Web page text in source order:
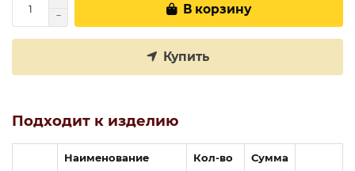
В корзину
Купить
Подходит к изделию
Наименование Кол-во Сумма